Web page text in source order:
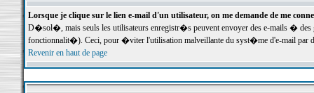
Lorsque je clique sur le lien e-mail d'un utilisateur, on me demande de me
D�sol�, mais seuls les utilisateurs enregistr�s peuvent envoyer des e-mails �
fonctionnalit�). Ceci, pour �viter l'utilisation malveillante du syst�me d'e-mail par
Revenir en haut de page